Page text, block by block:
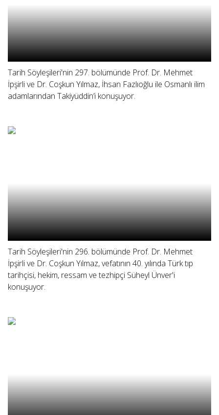
Tarih Söyleşileri'nin 297. bölümünde Prof. Dr. Mehmet
İpşirli ve Dr. Coşkun Yılmaz, İhsan Fazlıoğlu ile Osmanlı ilim
adamlarından Takiyüddin’i konuşuyor.
Tarih Söyleşileri'nin 296. bölümünde Prof. Dr. Mehmet
İpşirli ve Dr. Coşkun Yılmaz, vefatının 40. yılında Türk tıp
tarihçisi, hekim, ressam ve tezhipçi Süheyl Ünver'i
konuşuyor.